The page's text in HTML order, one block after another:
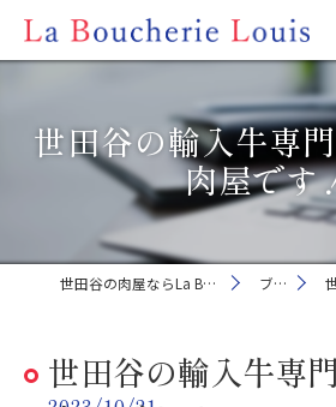
世田谷の輸入牛専
肉屋です
世田谷の肉屋ならLa Boucherie Louis ブログ
世田谷の輸入牛専